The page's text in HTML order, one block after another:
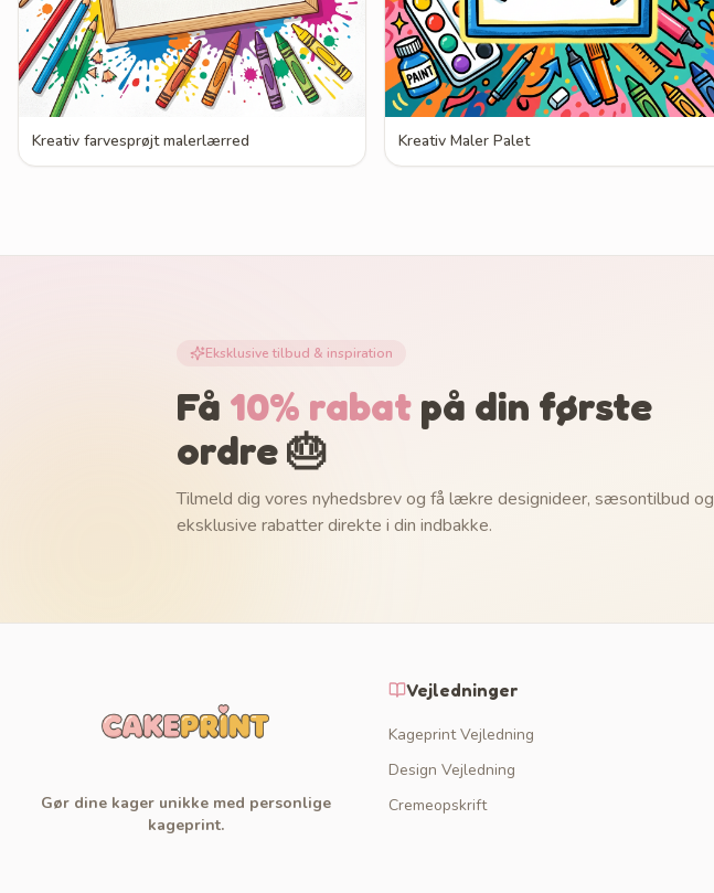
Kreativ farvesprøjt malerlærred Kreativ Maler Palet
Eksklusive tilbud & inspiration
Få 10% rabat på din første
ordre 🎂
Tilmeld dig vores nyhedsbrev og få lækre designideer, sæsontilbud og
eksklusive rabatter direkte i din indbakke.
Gør dine kager unikke med personlige
kageprint.
Vejledninger
Kageprint Vejledning
Design Vejledning
Cremeopskrift